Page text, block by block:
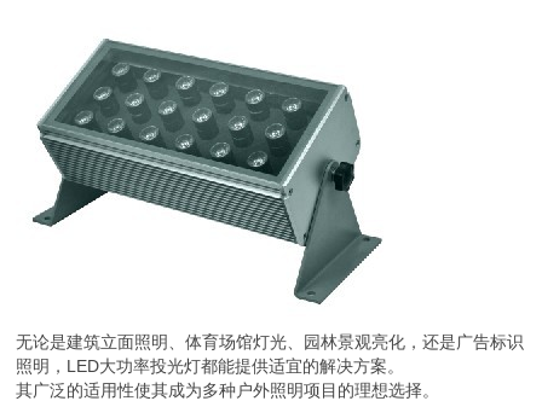
无论是建筑立面照明、体育场馆灯光、园林景观亮化，还是广告标识
照明，LED大功率投光灯都能提供适宜的解决方案。
其广泛的适用性使其成为多种户外照明项目的理想选择。